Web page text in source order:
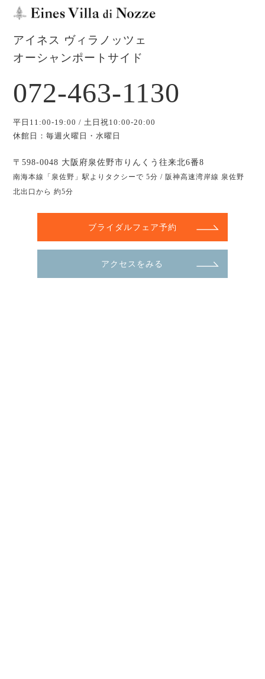
アイネス ヴィラノッツェ
オーシャンポートサイド
072-463-1130
平日11:00-19:00 / 土日祝10:00-20:00
休館日：毎週火曜日・水曜日
〒598-0048 大阪府泉佐野市りんくう往来北6番8
南海本線「泉佐野」駅よりタクシーで 5分 / 阪神高速湾岸線 泉佐野
北出口から 約5分
ブライダルフェア予約
アクセスをみる